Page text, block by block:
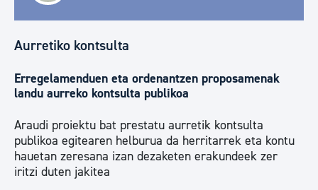
Aurretiko kontsulta
Erregelamenduen eta ordenantzen proposamenak
landu aurreko kontsulta publikoa
Araudi proiektu bat prestatu aurretik kontsulta
publikoa egitearen helburua da herritarrek eta kontu
hauetan zeresana izan dezaketen erakundeek zer
iritzi duten jakitea